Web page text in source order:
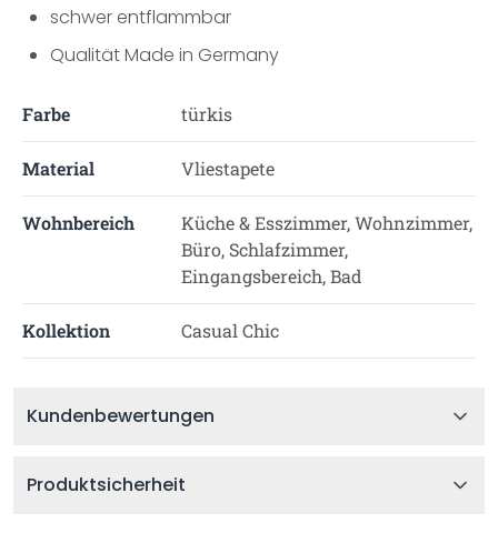
schwer entflammbar
Qualität Made in Germany
Farbe türkis
Material Vliestapete
Wohnbereich
Küche & Esszimmer, Wohnzimmer,
Büro, Schlafzimmer,
Eingangsbereich, Bad
Kollektion Casual Chic
Kundenbewertungen
Produktsicherheit